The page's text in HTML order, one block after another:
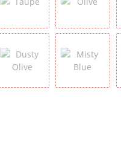
Taupe Olive